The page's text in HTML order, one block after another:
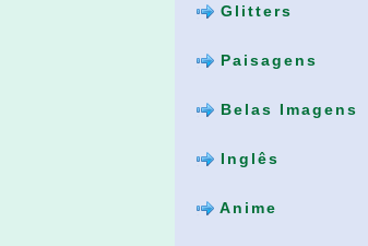
Glitters
Paisagens
Belas Imagens
Inglês
Anime